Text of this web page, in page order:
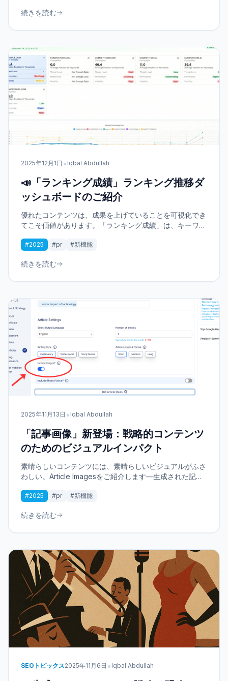
続きを読む
2025年12月1日 • Iqbal Abdullah
📣「ランキング成績」ランキング推移ダ
ッシュボードのご紹介
優れたコンテンツは、成果を上げていることを可視化でき
てこそ価値があります。「ランキング成績」は、キーワー
可視化する新ダッシュボードです。
#2025 #pr #新機能
続きを読む
2025年11月13日 • Iqbal Abdullah
「記事画像」新登場：戦略的コンテンツ
のためのビジュアルインパクト
素晴らしいコンテンツには、素晴らしいビジュアルがふさ
わしい。Article Imagesをご紹介します—生成された記事
つ、瞬時のビジュアル効果、すぐに公開可能。
#2025 #pr #新機能
続きを読む
SEOトピックス2025年11月6日 • Iqbal Abdullah